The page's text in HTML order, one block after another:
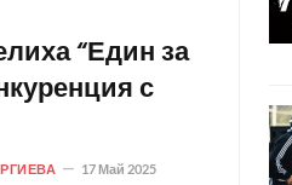
“Един за
с
17 Май 2025